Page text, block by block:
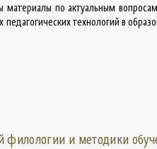
материалы по актуальным
педагогических технологий в
филологии и методики